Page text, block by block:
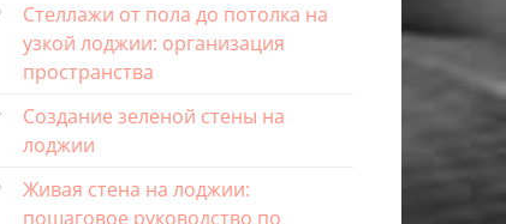
Стеллажи от пола до потолка на
узкой лоджии: организация
пространства
Создание зеленой стены на
лоджии
Живая стена на лоджии:
пошаговое руководство по